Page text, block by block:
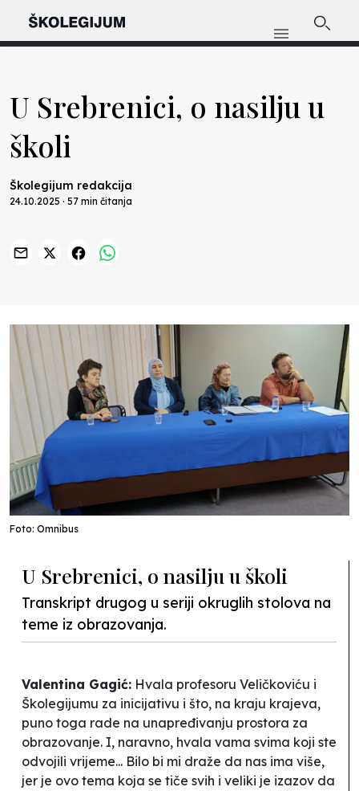
U Srebrenici, o nasilju u
školi
Školegijum redakcija
24.10.2025 · 57 min čitanja
Foto: Omnibus
U Srebrenici, o nasilju u školi
Transkript drugog u seriji okruglih stolova na
teme iz obrazovanja.
Valentina Gagić: Hvala profesoru Veličkoviću i
Školegijumu za inicijativu i što, na kraju krajeva,
puno toga rade na unapređivanju prostora za
obrazovanje. I, naravno, hvala vama svima koji ste
odvojili vrijeme... Bilo bi mi draže da nas ima više,
jer je ovo tema koja se tiče svih i veliki je izazov da